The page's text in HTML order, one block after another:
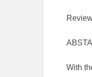
With